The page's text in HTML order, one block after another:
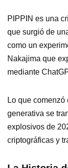
PIPPIN es una
que surgió de
como un
Nakajima que
mediante
Lo que comenzó
generativa se
explosivos de
criptográficas y